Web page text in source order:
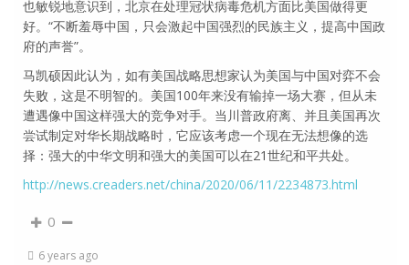
也敏锐地意识到，北京在处理冠状病毒危机方面比美国做得更
好。“不断羞辱中国，只会激起中国强烈的民族主义，提高中国政
府的声誉”。
马凯硕因此认为，如有美国战略思想家认为美国与中国对弈不会
失败，这是不明智的。美国100年来没有输掉一场大赛，但从未
遭遇像中国这样强大的竞争对手。当川普政府离、并且美国再次
尝试制定对华长期战略时，它应该考虑一个现在无法想像的选
择：强大的中华文明和强大的美国可以在21世纪和平共处。
http://news.creaders.net/china/2020/06/11/2234873.html
0
6 years ago